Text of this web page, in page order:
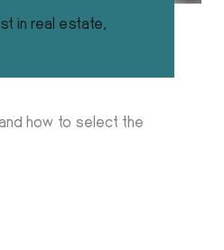
in real estate,
how to select the